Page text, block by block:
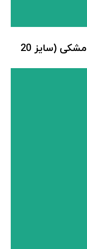
قیمت گلدان پلاستیکی جعبه مشکی (سایز 20